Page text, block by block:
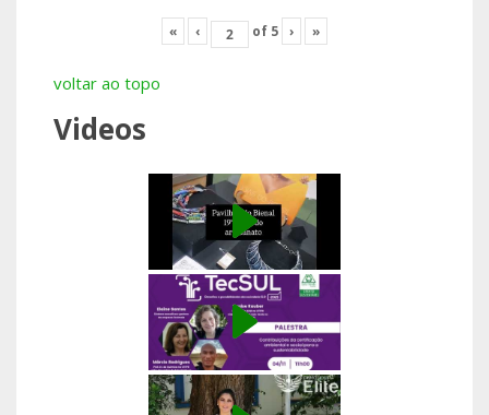
« ‹ of 5 › »
voltar ao topo
Videos